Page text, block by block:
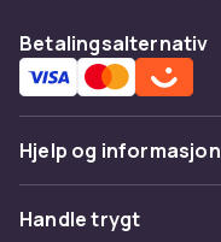
Betalingsalternativ
Hjelp og informasjon
Vanlige spørsmål
Handle trygt